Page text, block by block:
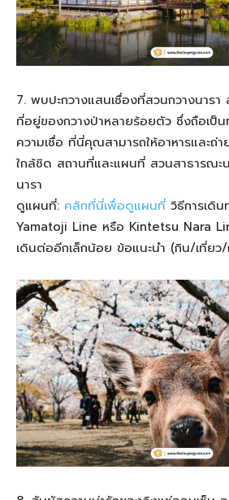
7. พบปะกวางแสนเชื่องที่สวนกวางนารา
ที่อยู่ของกวางป่าหลายร้อยตัว ซึ่งถือเป็น
ความเชื่อ ที่นี่คุณสามารถให้อาหารและถ่
ใกล้ชิด สถานที่และแผนที่ สวนสาธารณะ
นารา
ดูแผนที่: คลิกที่นี่เพื่อดูแผนที่ วิธีการเดิ
Yamatoji Line หรือ Kintetsu Nara
เดินต่ออีกเล็กน้อย ข้อแนะนำ (กิน/เที่ยว